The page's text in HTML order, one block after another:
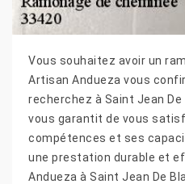
Vous souhaitez avoir un
Artisan Andueza vous
recherchez à Saint Jean
vous garantit de vous
compétences et ses
une prestation durable et
Andueza à Saint Jean De